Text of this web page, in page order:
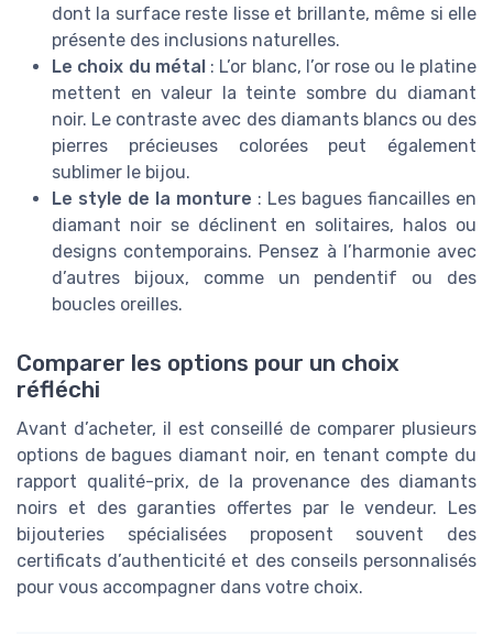
dont la surface reste lisse et brillante, même si elle
présente des inclusions naturelles.
Le choix du métal: L’or blanc, l’or rose ou le platine
mettent en valeur la teinte sombre du diamant
noir. Le contraste avec des diamants blancs ou des
pierres précieuses colorées peut également
sublimer le bijou.
Le style de la monture : Les bagues fiancailles en
diamant noir se déclinent en solitaires, halos ou
designs contemporains. Pensez à l’harmonie avec
d’autres bijoux, comme un pendentif ou des
boucles oreilles.
Comparer les options pour un choix
réfléchi
Avant d’acheter, il est conseillé de comparer plusieurs
options de bagues diamant noir, en tenant compte du
rapport qualité-prix, de la provenance des diamants
noirs et des garanties offertes par le vendeur. Les
bijouteries spécialisées proposent souvent des
certificats d’authenticité et des conseils personnalisés
pour vous accompagner dans votre choix.